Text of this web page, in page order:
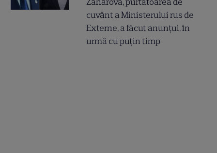
cuvânt a Ministerului rus de
Externe, a făcut anunțul, în
urmă cu puțin timp